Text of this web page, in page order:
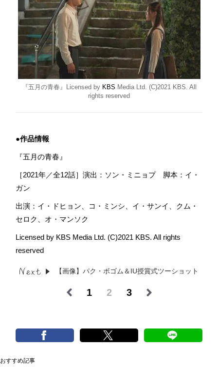
『五月の青春』Licensed by KBS Media Ltd. (C)2021 KBS. All
rights reserved
●作品情報
『五月の青春』
［2021年／全12話］演出：ソン・ミニョプ 脚本：イ・
ガン
出演：イ・ドヒョン、コ・ミンシ、イ・サンイ、クム・
セロク、オ・マンソク
Licensed by KBS Media Ltd. (C)2021 KBS. All rights
reserved
【画像】パク・ボゴム＆IU授賞式ツーショット
1 2 3
おすすめ記事